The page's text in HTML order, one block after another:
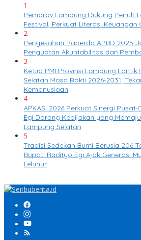
1
Pemprov Lampung Dukung Penuh
Festival, Perkuat Literasi Keuangan
2
Pengesahan Raperda APBD 2025
Penguatan Akuntabilitas dan
3
Ketua PMI Provinsi Lampung Lantik
Selatan Masa Bakti 2026-2031,
Kemanusiaan
4
APKASI 2026 Perkuat Sinergi
Egi Dorong Kebijakan yang
Lampung Selatan
5
Tradisi Sedekah Bumi Berusia 206
Bupati Radityo Egi Ajak Generasi
Leluhur